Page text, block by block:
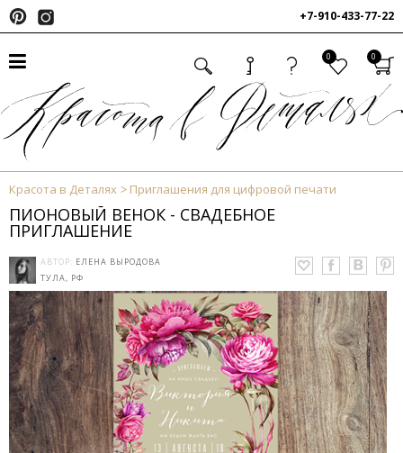
+7-910-433-77-22
0 0
Красота в Деталях Приглашения для цифровой печати
ПИОНОВЫЙ ВЕНОК - СВАДЕБНОЕ
ПРИГЛАШЕНИЕ
АВТОР: ЕЛЕНА ВЫРОДОВА
ТУЛА, РФ